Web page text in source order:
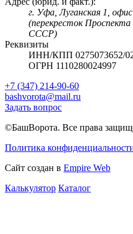
г. Уфа, Луганская 1,
(перекресток
СССР)
Реквизиты
ИНН/КПП 0275073652/
ОГРН 1110280024997
+7 (347) 214-90-60
bashvorota@mail.ru
Задать вопрос
©БашВорота. Все права
Политика
Сайт создан в Empire Web
Калькулятор Каталог